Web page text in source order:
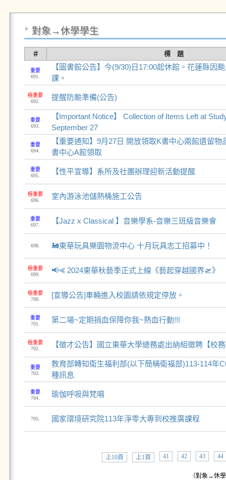
對象→休學學生
＃ 標 題
重要
691.
【圖書館公告】今(9/30)日17:00起休館。花蓮縣因
課。
極重要
692.
提醒防颱準備(公告)
重要
693.
【Important Notice】 Collection of Items Left at
September 27
重要
694.
【重要通知】9月27日 開放領取K書中心兩館遺留
書中心A館領取
重要
695.
【性平宣導】系所及社團辦理迎新活動提醒
極重要
696.
室內游泳池儲熱桶施工公告
重要
697.
【Jazz x Classical 】音樂學系-音樂三班級音樂會
698. 🚂東華玩具樂園物流中心 十月玩具志工招募中！
極重要
699.
📢⪡ 2024東華秋藝季正式上線《藝起穿越國界🛫》
極重要
700.
[宣導公告]車輛進入校園請依規定停放。
重要
701.
第二場~定期捐血保障你我~熱血行動!!!
極重要
702.
【徵才公告】國立東華大學總務處出納組徵聘【校
重要
703.
教育部轉知衛生福利部(以下簡稱衛福部)113-114年
種訊息
重要
704.
瑜伽呼吸與梵唱
705. 國家環境研究院113年淨零大專到校推廣課程
上10頁 上1頁 41 42 43 44
（對象→休